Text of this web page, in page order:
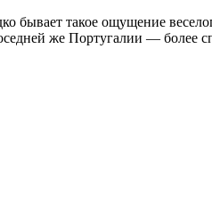
бывает такое ощущение
же Португалии — более